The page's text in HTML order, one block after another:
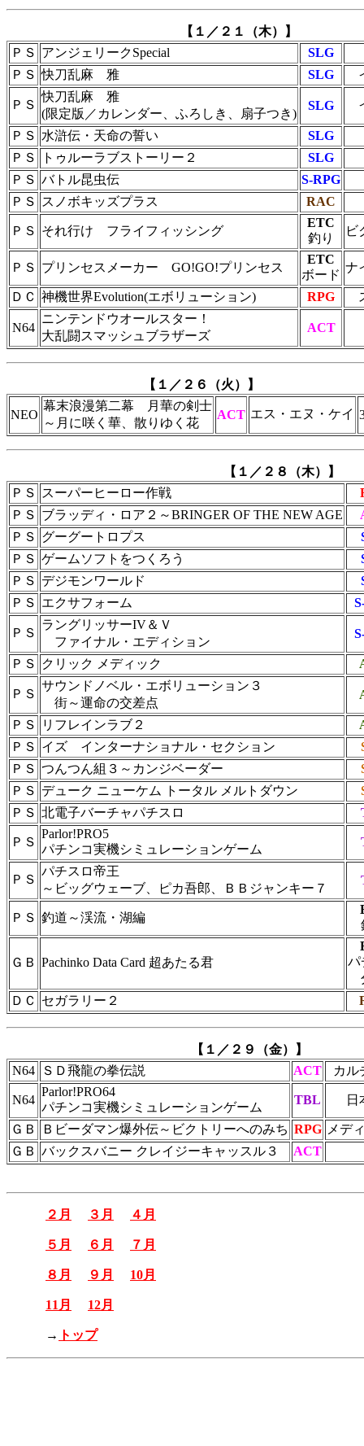
【１／２１（木）】
ＰＳ アンジェリークSpecial
SLG
ＰＳ 快刀乱麻 雅 SLG
ＰＳ
快刀乱麻 雅
(限定版／カレンダー、ふろしき、扇子つき)
SLG
ＰＳ 水滸伝・天命の誓い
SLG
ＰＳ
トゥルーラブストーリー２
SLG
ＰＳ バトル昆虫伝
S-RPG
ＰＳ
スノボキッズプラス RAC
ＰＳ それ行け フライフィッシング
ETC
釣り
ビ
ＰＳ プリンセスメーカー GO!GO!プリンセス
ETC
ボード
ナ
ＤＣ 神機世界Evolution(エボリューション) RPG
N64
ニンテンドウオールスター！
大乱闘スマッシュブラザーズ
ACT
【１／２６（火）】
NEO
幕末浪漫第二幕 月華の剣士
～月に咲く華、散りゆく花
ACT エス・エヌ・ケイ
【１／２８（木）】
ＰＳ
スーパーヒーロー作戦
ＰＳ ブラッディ・ロア２～BRINGER OF THE NEW AGE
ＰＳ グーグートロプス
ＰＳ ゲームソフトをつくろう
ＰＳ デジモンワールド
ＰＳ エクサフォーム
ＰＳ
ラングリッサーIV＆Ｖ
ファイナル・エディション
ＰＳ クリック メディック
ＰＳ
サウンドノベル・エボリューション３
街～運命の交差点
ＰＳ リフレインラブ２
ＰＳ イズ インターナショナル・セクション
ＰＳ つんつん組３～カンジベーダー
ＰＳ デューク ニューケム トータル メルトダウン
ＰＳ 北電子バーチャパチスロ
ＰＳ
Parlor!PRO5
パチンコ実機シミュレーションゲーム
ＰＳ
パチスロ帝王
～ビッグウェーブ、ピカ吾郎、ＢＢジャンキー７
ＰＳ 釣道～渓流・湖編
ＧＢ Pachinko Data Card 超あたる君
パ
ＤＣ
セガラリー２
【１／２９（金）】
N64
ＳＤ飛龍の拳伝説 ACT カル
N64
Parlor!PRO64
パチンコ実機シミュレーションゲーム
TBL 日
ＧＢ Ｂビーダマン爆外伝～ビクトリーへのみち RPG
メデ
ＧＢ バックスバニー クレイジーキャッスル３ ACT
２月 ３月 ４月
５月 ６月 ７月
８月 ９月 10月
11月 12月
→ トップ